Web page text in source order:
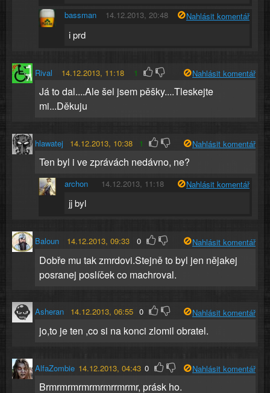
bassman 14.12.2013, 20:48 Nahlásit komentář
i prd
Rival 14.12.2013, 11:18 1 Nahlásit komentář
Já to dal....Ale šel jsem pěšky....Tleskejte
mi...Děkuju
hlawatej 14.12.2013, 10:38 1 Nahlásit komentář
Ten byl i ve zprávách nedávno, ne?
archon 14.12.2013, 11:18 Nahlásit komentář
jj byl
Baloun 14.12.2013, 09:33 0 Nahlásit komentář
Dobře mu tak zmrdovi.Stejně to byl jen nějakej
posranej poslíček co machroval.
Asheran 14.12.2013, 06:55 0 Nahlásit komentář
jo,to je ten ,co si na konci zlomil obratel.
AlfaZombie 14.12.2013, 04:43 0 Nahlásit komentář
Brmrmrmrmrmrmrrmrmr, prásk ho.